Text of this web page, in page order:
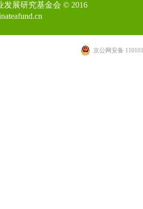
发展研究基金会 © 2016
京公网安备